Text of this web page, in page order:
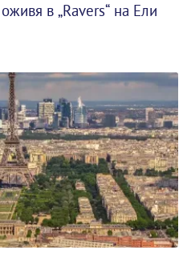
в „Ravers“ на Ели